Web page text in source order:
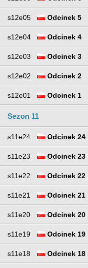
s12e05 Odcinek 5
s12e04 Odcinek 4
s12e03 Odcinek 3
s12e02 Odcinek 2
s12e01 Odcinek 1
Sezon 11
s11e24 Odcinek 24
s11e23 Odcinek 23
s11e22 Odcinek 22
s11e21 Odcinek 21
s11e20 Odcinek 20
s11e19 Odcinek 19
s11e18 Odcinek 18